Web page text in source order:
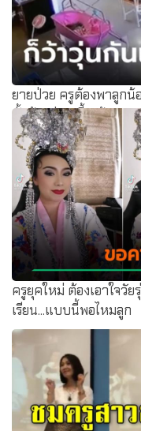
ยายป่วย ครูต้องพาลูกน้
ทั้งห้องช่วยเลี้ยงน้อง
ครูยุคใหม่ ต้องเอาใจวั
เรียน...แบบนี้พอไหมลูก